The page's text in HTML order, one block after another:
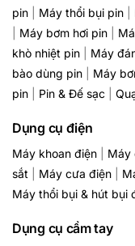
pin
Máy thổi bụi pin
Máy bơm hơi pin
khò nhiệt pin
Máy
bào dùng pin
Máy
pin
Pin & Đế sạc
Dụng cụ điện
Máy khoan điện Máy
sắt
Máy cưa điện
Máy thổi bụi & hút bụi
Dụng cụ cầm tay